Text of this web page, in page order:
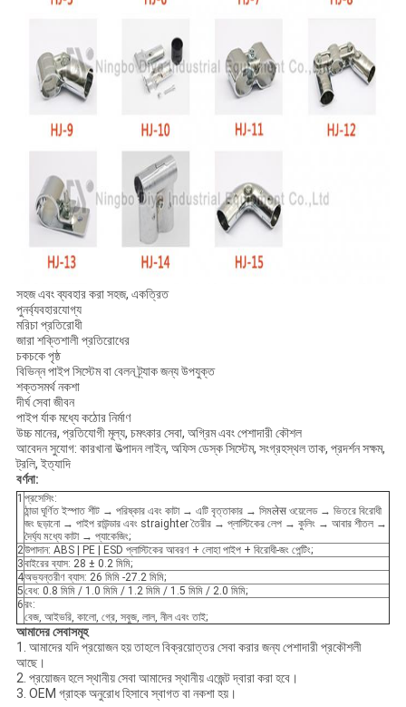
সহজ এবং ব্যবহার করা সহজ, একত্রিত
পুনর্ব্যবহারযোগ্য
মরিচা প্রতিরোধী
জারা শক্তিশালী প্রতিরোধের
চকচকে পৃষ্ঠ
বিভিন্ন পাইপ সিস্টেম বা বেলন ট্র্যাক জন্য উপযুক্ত
শক্তসমর্থ নকশা
দীর্ঘ সেবা জীবন
পাইপ র্যাক মধ্যে কঠোর নির্মাণ
উচ্চ মানের, প্রতিযোগী মূল্য, চমৎকার সেবা, অগ্রিম এবং পেশাদারী কৌশল
আবেদন সুযোগ: কারখানা উত্পাদন লাইন, অফিস ডেস্ক সিস্টেম, সংগ্রহস্থল তাক, প্রদর্শন সক্ষম,
ট্রলি, ইত্যাদি
বর্ণনা:
1 প্রসেসিং:
ঠান্ডা ঘূর্ণিত ইস্পাত শীট → পরিষ্কার এবং কাটা → এটি বৃত্তাকার → সিমलेस ওয়েলেড → ভিতরে বিরোধী
জং ছড়ানো → পাইপ রাউন্ডার এবং straighter তৈরীর → প্লাস্টিকের লেপ → কুলিং → আবার শীতল →
দৈর্ঘ্য মধ্যে কাটা → প্যাকেজিং;
2উপাদান: ABS | PE | ESD প্লাস্টিকের আবরণ + লোহা পাইপ + বিরোধী-জং পেন্টিং;
3বাইরের ব্যাস: 28 ± 0.2 মিমি;
4অভ্যন্তরীণ ব্যাস: 26 মিমি -27.2 মিমি;
5বেধ: 0.8 মিমি / 1.0 মিমি / 1.2 মিমি / 1.5 মিমি / 2.0 মিমি;
6রং:
বেজ, আইভরি, কালো, গ্রে, সবুজ, লাল, নীল এবং তাই;
আমাদের সেবাসমূহ
1. আমাদের যদি প্রয়োজন হয় তাহলে বিক্রয়োত্তর সেবা করার জন্য পেশাদারী প্রকৌশলী
আছে।
2. প্রয়োজন হলে স্থানীয় সেবা আমাদের স্থানীয় এজেন্ট দ্বারা করা হবে।
3. OEM গ্রাহক অনুরোধ হিসাবে স্বাগত বা নকশা হয়।